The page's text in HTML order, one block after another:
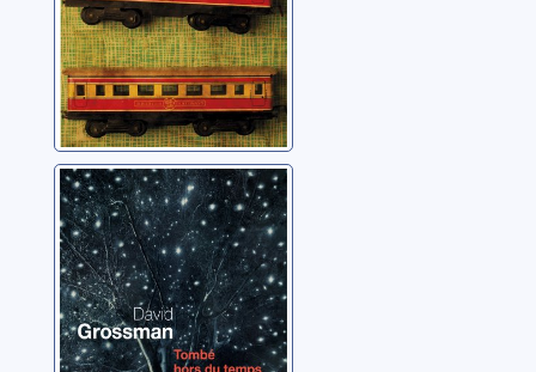
Tombé hors du
temps: récit pour
voix
Grossman, David